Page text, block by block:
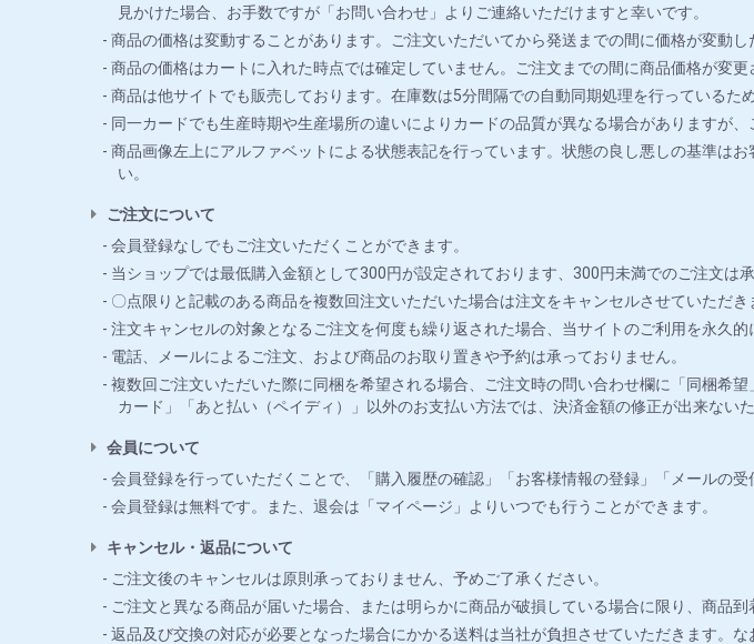
見かけた場合、お手数ですが「お問い合わせ」よりご連絡いただけますと幸いです。
商品の価格は変動することがあります。ご注文いただいてから発送までの間に価格が変動
商品の価格はカートに入れた時点では確定していません。ご注文までの間に商品価格が変
商品は他サイトでも販売しております。在庫数は5分間隔での自動同期処理を行っている
同一カードでも生産時期や生産場所の違いによりカードの品質が異なる場合がありますが
商品画像左上にアルファベットによる状態表記を行っています。状態の良し悪しの基準は
い。
ご注文について
会員登録なしでもご注文いただくことができます。
当ショップでは最低購入金額として300円が設定されております、300円未満でのご注文は
〇点限りと記載のある商品を複数回注文いただいた場合は注文をキャンセルさせていただ
注文キャンセルの対象となるご注文を何度も繰り返された場合、当サイトのご利用を永久的
電話、メールによるご注文、および商品のお取り置きや予約は承っておりません。
複数回ご注文いただいた際に同梱を希望される場合、ご注文時の問い合わせ欄に「同梱希
カード」「あと払い（ペイディ）」以外のお支払い方法では、決済金額の修正が出来ない
会員について
会員登録を行っていただくことで、「購入履歴の確認」「お客様情報の登録」「メールの受
会員登録は無料です。また、退会は「マイページ」よりいつでも行うことができます。
キャンセル・返品について
ご注文後のキャンセルは原則承っておりません、予めご了承ください。
ご注文と異なる商品が届いた場合、または明らかに商品が破損している場合に限り、商品
返品及び交換の対応が必要となった場合にかかる送料は当社が負担させていただきます。